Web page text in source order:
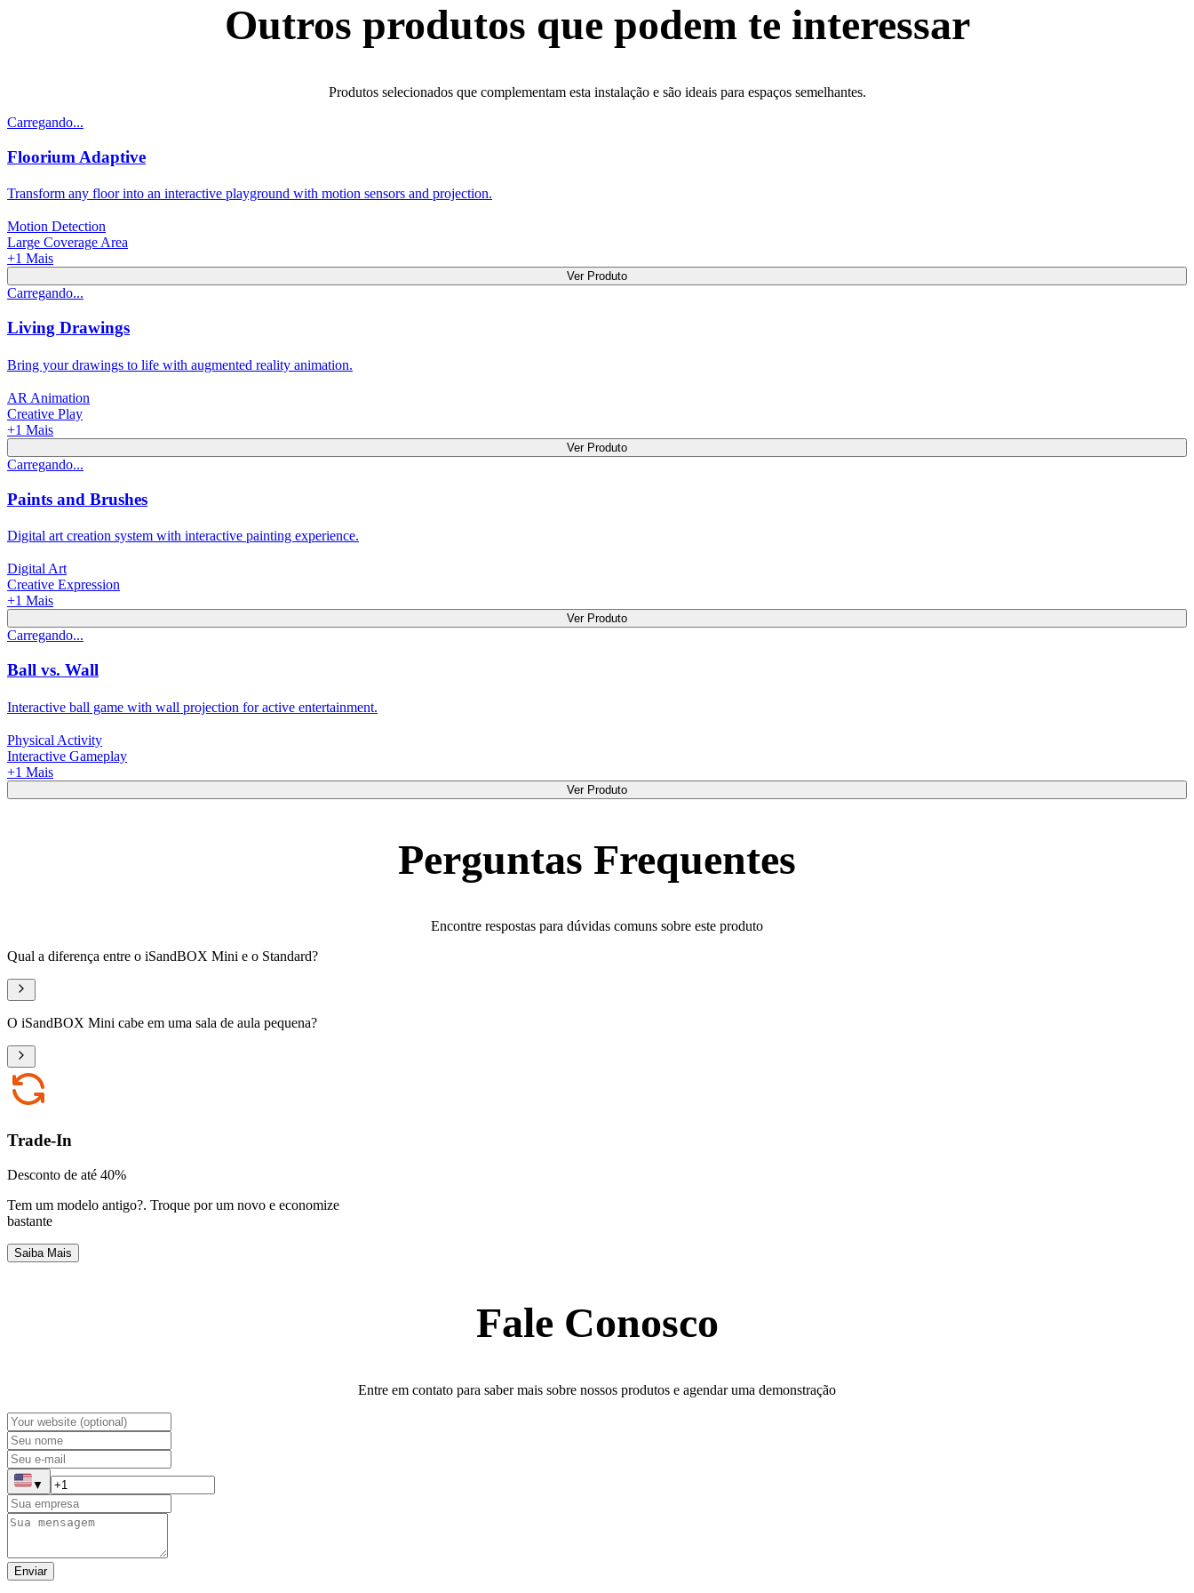
Outros produtos que podem te interessar
Produtos selecionados que complementam esta instalação e são ideais para espaços semelhantes.
Carregando...
Floorium Adaptive
Transform any floor into an interactive playground with motion sensors and projection.
Motion Detection
Large Coverage Area
+1 Mais
Ver Produto
Carregando...
Living Drawings
Bring your drawings to life with augmented reality animation.
AR Animation
Creative Play
+1 Mais
Ver Produto
Carregando...
Paints and Brushes
Digital art creation system with interactive painting experience.
Digital Art
Creative Expression
+1 Mais
Ver Produto
Carregando...
Ball vs. Wall
Interactive ball game with wall projection for active entertainment.
Physical Activity
Interactive Gameplay
+1 Mais
Ver Produto
Perguntas Frequentes
Encontre respostas para dúvidas comuns sobre este produto
Qual a diferença entre o iSandBOX Mini e o Standard?
O iSandBOX Mini cabe em uma sala de aula pequena?
Trade-In
Desconto de até 40%
Tem um modelo antigo?. Troque por um novo e economize
bastante
Saiba Mais
Fale Conosco
Entre em contato para saber mais sobre nossos produtos e agendar uma demonstração
▼
Enviar